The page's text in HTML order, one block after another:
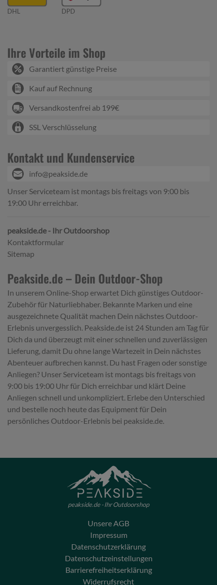
DHL DPD
Ihre Vorteile im Shop
Garantiert günstige Preise
Kauf auf Rechnung
Versandkostenfrei ab 199€
SSL Verschlüsselung
Kontakt und Kundenservice
info@peakside.de
Unser Serviceteam ist montags bis freitags von 9:00 bis
19:00 Uhr erreichbar.
peakside.de - Ihr Outdoorshop
Kontaktformular
Sitemap
Peakside.de – Dein Outdoor-Shop
In unserem Online-Shop erwartet Dich günstiges Outdoor-
Zubehör für Naturliebhaber. Bekannte Marken und eine
ausgezeichnete Qualität machen Dein nächstes Outdoor-
Erlebnis unvergesslich. Peakside.de ist 24 Stunden am Tag für
Dich da und überzeugt mit einer schnellen und zuverlässigen
Lieferung, damit Du ohne lange Wartezeit in Dein nächstes
Abenteuer aufbrechen kannst. Du hast Fragen oder sonstige
Anliegen? Unser Serviceteam ist montags bis freitags von
9:00 bis 19:00 Uhr für Dich erreichbar und klärt Deine
Anliegen schnell und unkompliziert. Erlebe den Unterschied
und bestelle noch heute das Equipment für Dein
persönliches Outdoor-Erlebnis bei peakside.de.
peakside.de - Ihr Outdoorshop
Unsere AGB
Impressum
Datenschutzerklärung
Datenschutzeinstellungen
Barrierefreiheitserklärung
Widerrufsrecht